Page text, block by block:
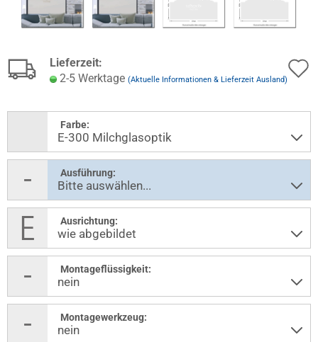
Lieferzeit:
2-5 Werktage (Aktuelle Informationen & Lieferzeit Ausland)
Farbe:
Ausführung:
Ausrichtung:
Montageflüssigkeit:
Montagewerkzeug: